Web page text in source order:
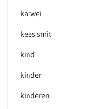
karwei
kees smit
kind
kinder
kinderen